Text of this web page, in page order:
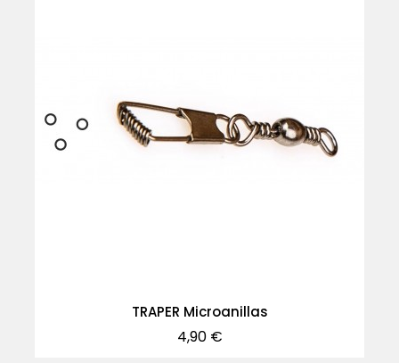
TRAPER Microanillas
Precio
4,90 €